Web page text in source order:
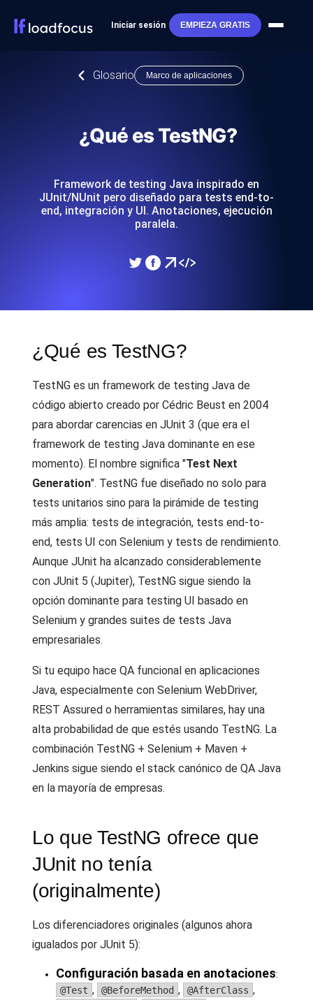
Iniciar sesión EMPIEZA GRATIS
Glosario Marco de aplicaciones
¿Qué es TestNG?
Framework de testing Java inspirado en
JUnit/NUnit pero diseñado para tests end-to-
end, integración y UI. Anotaciones, ejecución
paralela.
¿Qué es TestNG?
TestNG es un framework de testing Java de
código abierto creado por Cédric Beust en 2004
para abordar carencias en JUnit 3 (que era el
framework de testing Java dominante en ese
momento). El nombre significa "Test Next
Generation". TestNG fue diseñado no solo para
tests unitarios sino para la pirámide de testing
más amplia: tests de integración, tests end-to-
end, tests UI con Selenium y tests de rendimiento.
Aunque JUnit ha alcanzado considerablemente
con JUnit 5 (Jupiter), TestNG sigue siendo la
opción dominante para testing UI basado en
Selenium y grandes suites de tests Java
empresariales.
Si tu equipo hace QA funcional en aplicaciones
Java, especialmente con Selenium WebDriver,
REST Assured o herramientas similares, hay una
alta probabilidad de que estés usando TestNG. La
combinación TestNG + Selenium + Maven +
Jenkins sigue siendo el stack canónico de QA Java
en la mayoría de empresas.
Lo que TestNG ofrece que
JUnit no tenía
(originalmente)
Los diferenciadores originales (algunos ahora
igualados por JUnit 5):
Configuración basada en anotaciones:
@Test , @BeforeMethod , @AfterClass ,